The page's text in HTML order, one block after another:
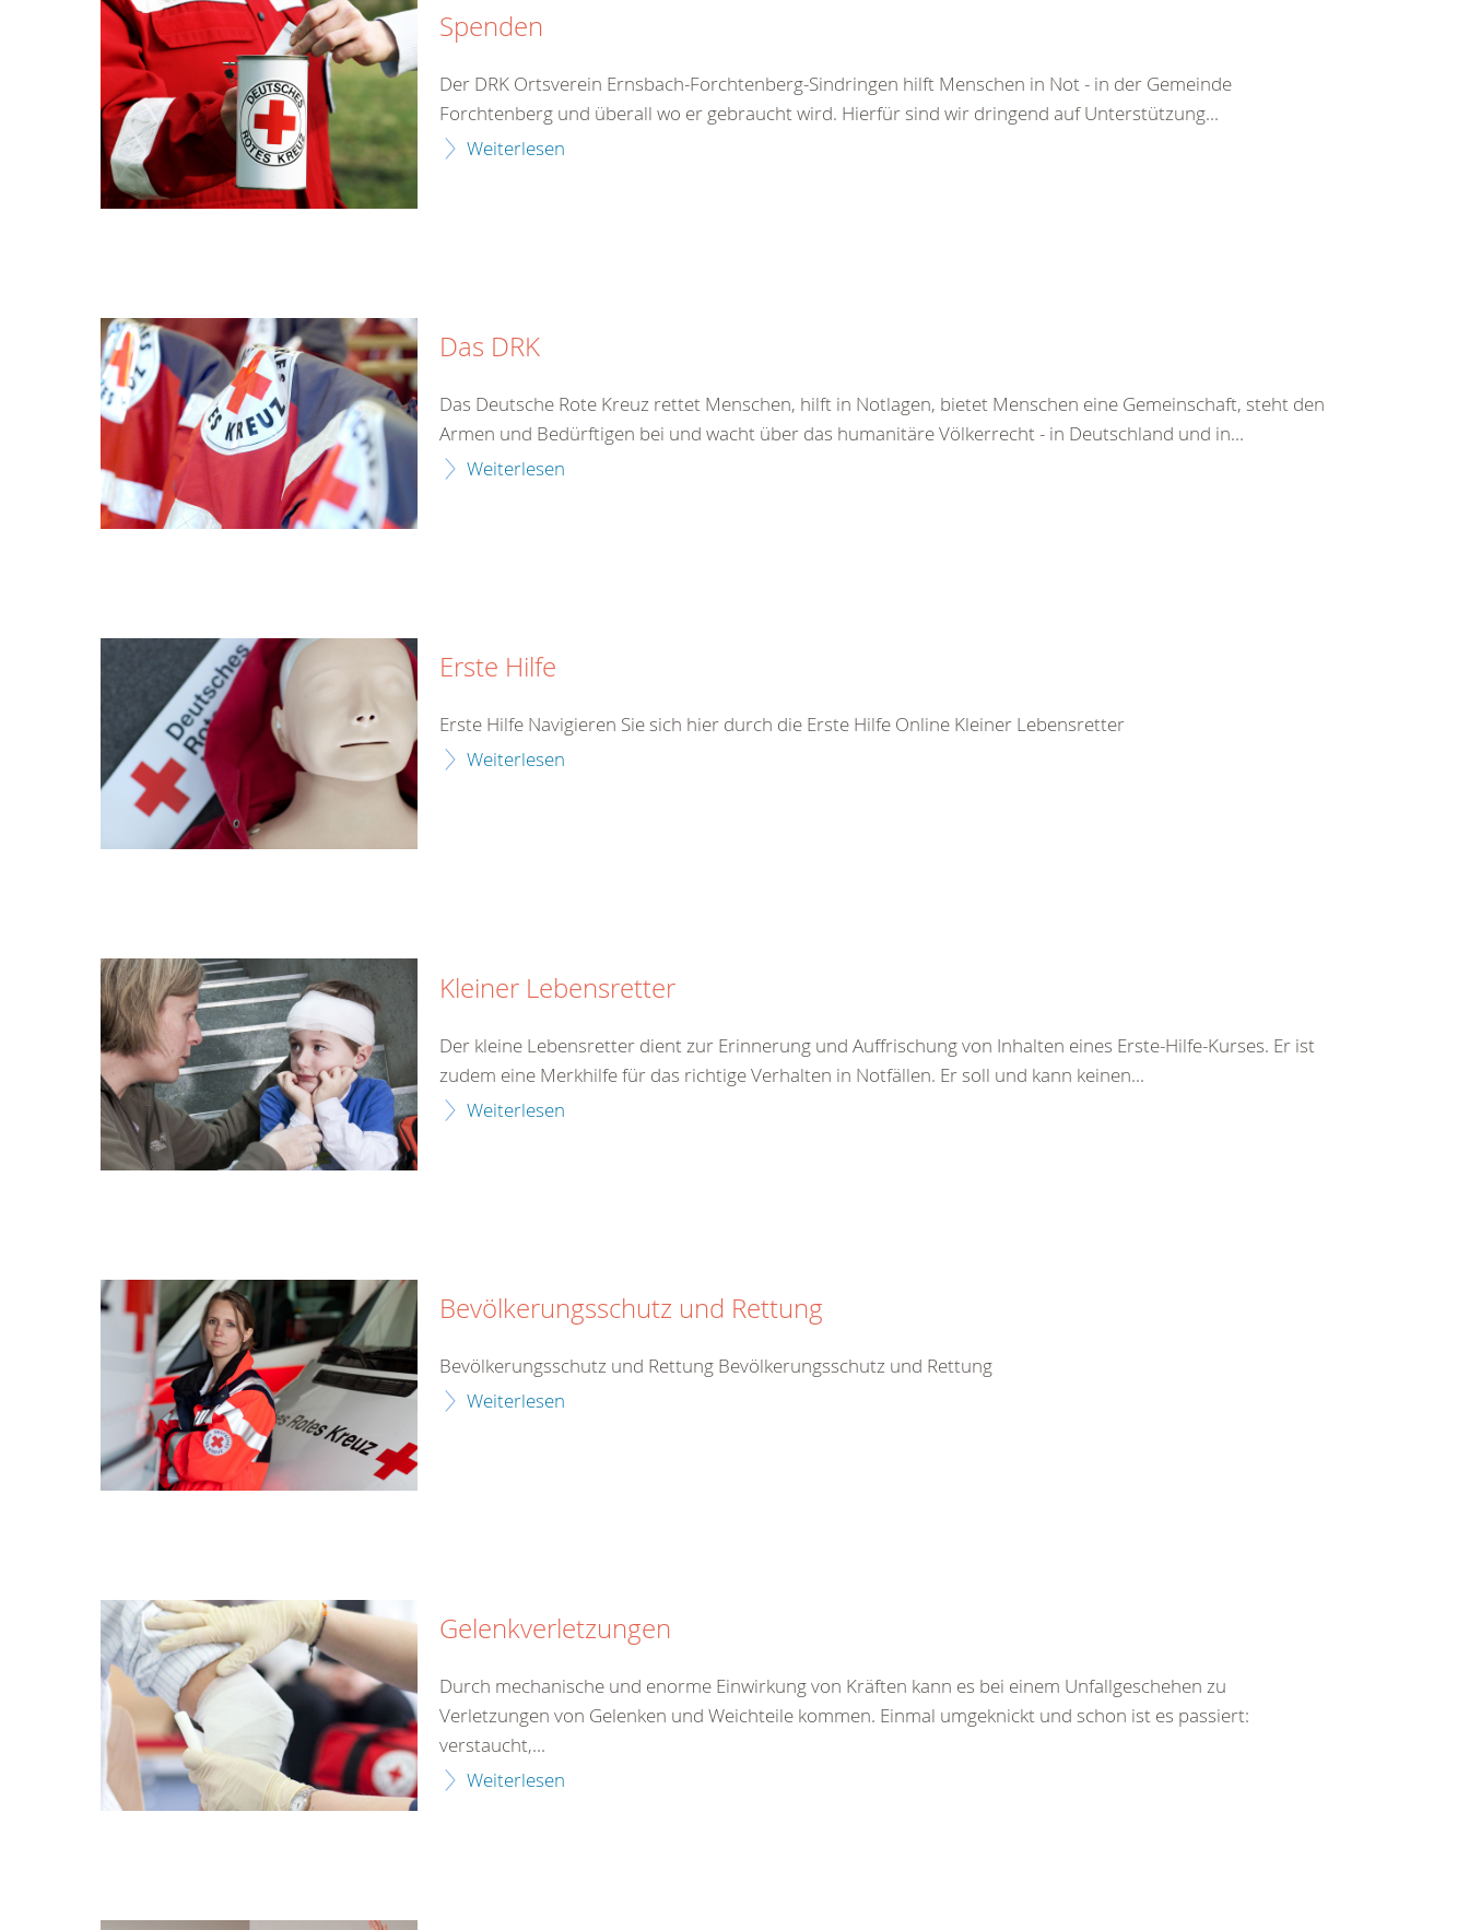
Spenden
Der DRK Ortsverein Ernsbach-Forchtenberg-Sindringen hilft Menschen in Not - in der Gemeinde
Forchtenberg und überall wo er gebraucht wird. Hierfür sind wir dringend auf Unterstützung...
Weiterlesen
Das DRK
Das Deutsche Rote Kreuz rettet Menschen, hilft in Notlagen, bietet Menschen eine Gemeinschaft, steht den
Armen und Bedürftigen bei und wacht über das humanitäre Völkerrecht - in Deutschland und in...
Weiterlesen
Erste Hilfe
Erste Hilfe Navigieren Sie sich hier durch die Erste Hilfe Online Kleiner Lebensretter
Weiterlesen
Kleiner Lebensretter
Der kleine Lebensretter dient zur Erinnerung und Auffrischung von Inhalten eines Erste-Hilfe-Kurses. Er ist
zudem eine Merkhilfe für das richtige Verhalten in Notfällen. Er soll und kann keinen...
Weiterlesen
Bevölkerungsschutz und Rettung
Bevölkerungsschutz und Rettung Bevölkerungsschutz und Rettung
Weiterlesen
Gelenkverletzungen
Durch mechanische und enorme Einwirkung von Kräften kann es bei einem Unfallgeschehen zu
Verletzungen von Gelenken und Weichteile kommen. Einmal umgeknickt und schon ist es passiert:
verstaucht,...
Weiterlesen